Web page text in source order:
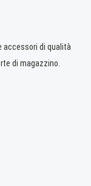
accessori di qualità
di magazzino.